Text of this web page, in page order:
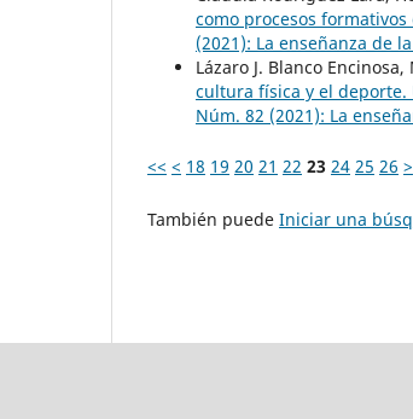
como procesos
(2021): La enseñanza de
Lázaro J. Blanco
cultura física y el deporte.
Núm. 82 (2021): La
<< < 18 19 20 21 22 23 24 25 26 >
También puede Iniciar una